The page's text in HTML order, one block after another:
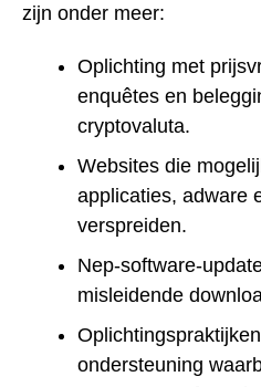
zijn onder meer:
Oplichting met
enquêtes en
cryptovaluta.
Websites die
applicaties, adware
verspreiden.
Nep-software-
misleidende
ondersteuning